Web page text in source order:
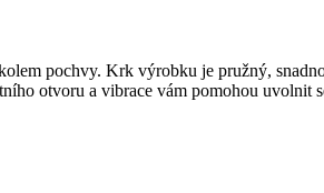
pochvy. Krk výrobku je pružný,
otvoru a vibrace vám pomohou uvolnit